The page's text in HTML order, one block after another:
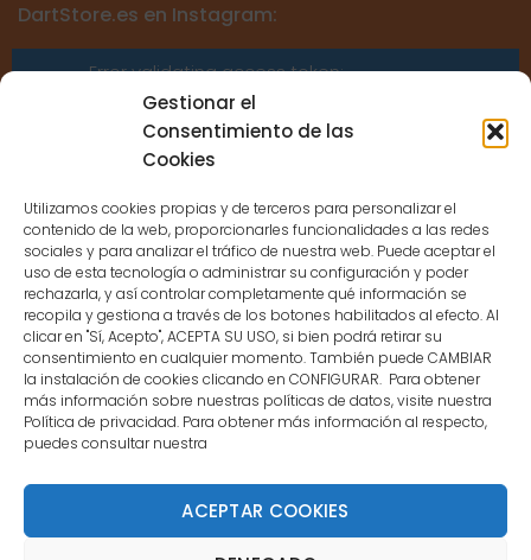
Gestionar el
Consentimiento de las
Cookies
Utilizamos cookies propias y de terceros para personalizar el
contenido de la web, proporcionarles funcionalidades a las redes
sociales y para analizar el tráfico de nuestra web. Puede aceptar el
uso de esta tecnología o administrar su configuración y poder
rechazarla, y así controlar completamente qué información se
recopila y gestiona a través de los botones habilitados al efecto. Al
clicar en "Sí, Acepto", ACEPTA SU USO, si bien podrá retirar su
consentimiento en cualquier momento. También puede CAMBIAR
la instalación de cookies clicando en CONFIGURAR. Para obtener
más información sobre nuestras políticas de datos, visite nuestra
Política de privacidad. Para obtener más información al respecto,
puedes consultar nuestra
ACEPTAR COOKIES
DartStore.es en Instagram:
Error validating access token:
Sessions for the user are not allowed
because the user is not a confirmed
CONTACTO
MENÚ PRINCIPAL
MI CUENTA
DOCUMENTACIÓN